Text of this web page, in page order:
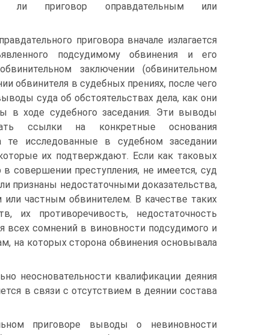
ли приговор оправдательным или
приговора вначале излагается
подсудимому обвинения и его
заключении (обвинительном
обвинителя в судебных прениях, после чего
суда об обстоятельствах дела, как они
в ходе судебного заседания. Эти выводы
ссылки на конкретные основания
те исследованные в судебном заседании
их подтверждают. Если как таковых
совершении преступления, не имеется, суд
признаны недостаточными доказательства,
частным обвинителем. В качестве таких
их противоречивость, недостаточность
всех сомнений в виновности подсудимого и
на которых сторона обвинения основывала
неосновательности квалификации деяния
в связи с отсутствием в деянии состава
приговоре выводы о невиновности